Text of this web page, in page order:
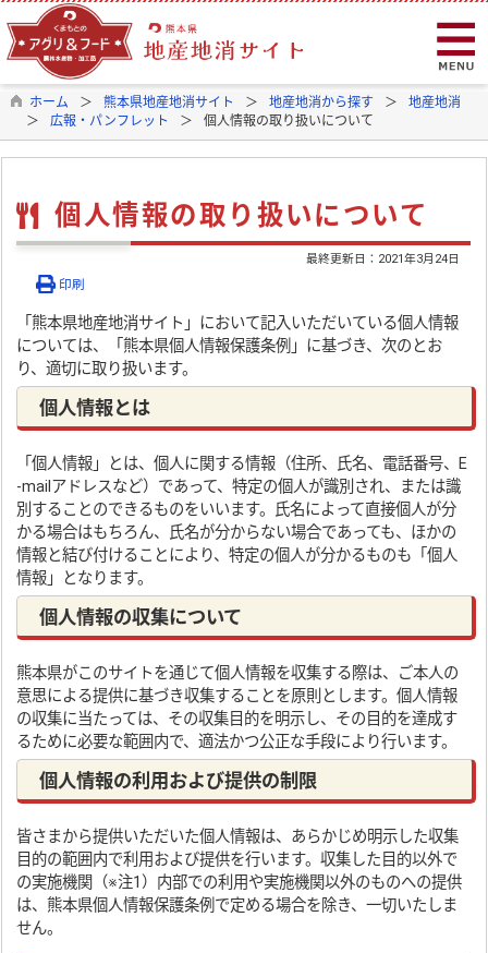
ホーム 熊本県地産地消サイト 地産地消から探す
地産地消
広報・パンフレット
個人情報の取り扱いについて
個人情報の取り扱いについて
最終更新日： 2021年3月24日
印刷
「熊本県地産地消サイト」において記入いただいている個人情報
については、「熊本県個人情報保護条例」に基づき、次のとお
り、適切に取り扱います。
個人情報とは
「個人情報」とは、個人に関する情報（住所、氏名、電話番号、E
-mailアドレスなど）であって、特定の個人が識別され、または識
別することのできるものをいいます。氏名によって直接個人が分
かる場合はもちろん、氏名が分からない場合であっても、ほかの
情報と結び付けることにより、特定の個人が分かるものも「個人
情報」となります。
個人情報の収集について
熊本県がこのサイトを通じて個人情報を収集する際は、ご本人の
意思による提供に基づき収集することを原則とします。個人情報
の収集に当たっては、その収集目的を明示し、その目的を達成す
るために必要な範囲内で、適法かつ公正な手段により行います。
個人情報の利用および提供の制限
皆さまから提供いただいた個人情報は、あらかじめ明示した収集
目的の範囲内で利用および提供を行います。収集した目的以外で
の実施機関（※注1）内部での利用や実施機関以外のものへの提供
は、熊本県個人情報保護条例で定める場合を除き、一切いたしま
せん。